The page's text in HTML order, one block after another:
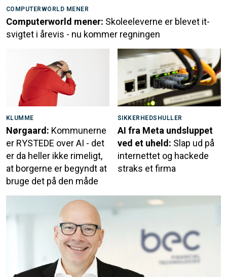
COMPUTERWORLD MENER
Computerworld mener: Skoleeleverne er blevet it-
svigtet i årevis - nu kommer regningen
KLUMME
Nørgaard: Kommunerne
er RYSTEDE over AI - det
er da heller ikke rimeligt,
at borgerne er begyndt at
bruge det på den måde
SIKKERHEDSHULLER
AI fra Meta undsluppet
ved et uheld: Slap ud på
internettet og hackede
straks et firma